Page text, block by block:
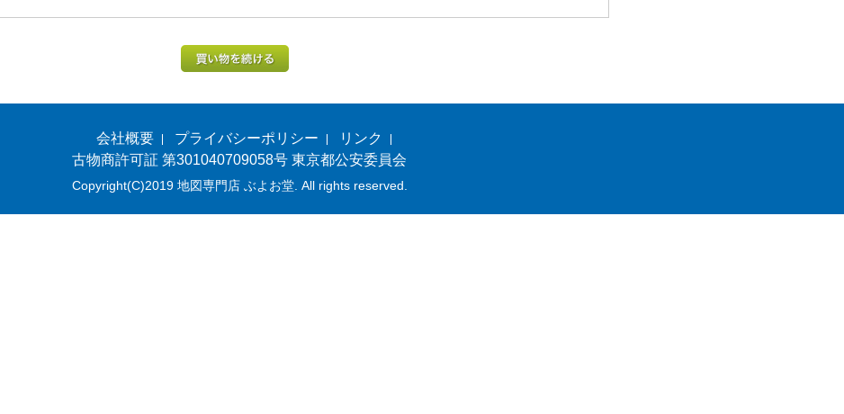
会社概要 プライバシーポリシー
リンク
古物商許可証 第301040709058号 東京都公安委員会
Copyright(C)2019 地図専門店 ぶよお堂. All rights reserved.